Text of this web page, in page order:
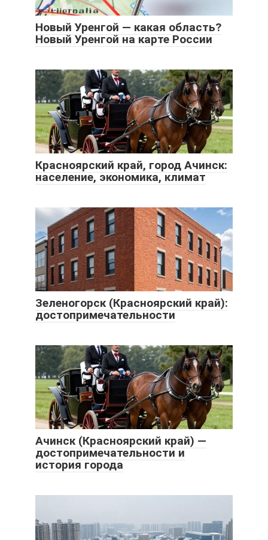
Новый Уренгой — какая область?
Новый Уренгой на карте России
Красноярский край, город Ачинск:
население, экономика, климат
Зеленогорск (Красноярский край):
достопримечательности
Ачинск (Красноярский край) —
достопримечательности и
история города